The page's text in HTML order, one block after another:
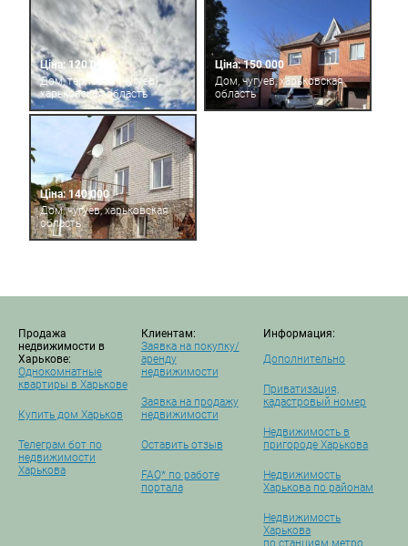
Ціна: 120 000
Дом, терновая (чугуев),
харьковская область
Ціна: 150 000
Дом, чугуев, харьковская
область
Ціна: 140 000
Дом, чугуев, харьковская
область
Продажа
недвижимости в
Харькове:
Однокомнатные
квартиры в Харькове
Купить дом Харьков
Телеграм бот по
недвижимости
Харькова
Клиентам:
Заявка на покупку/
аренду
недвижимости
Заявка на продажу
недвижимости
Оставить отзыв
FAQ* по работе
портала
Информация:
Дополнительно
Приватизация,
кадастровый номер
Недвижимость в
пригороде Харькова
Недвижимость
Харькова по районам
Недвижимость
Харькова
по станциям метро